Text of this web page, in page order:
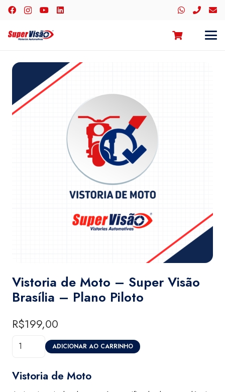
Vistoria de Moto – Super Visão
Brasília – Plano Piloto
R$199,00
Vistoria
Moto
ADICIONAR AO CARRINHO
Vistoria de Moto